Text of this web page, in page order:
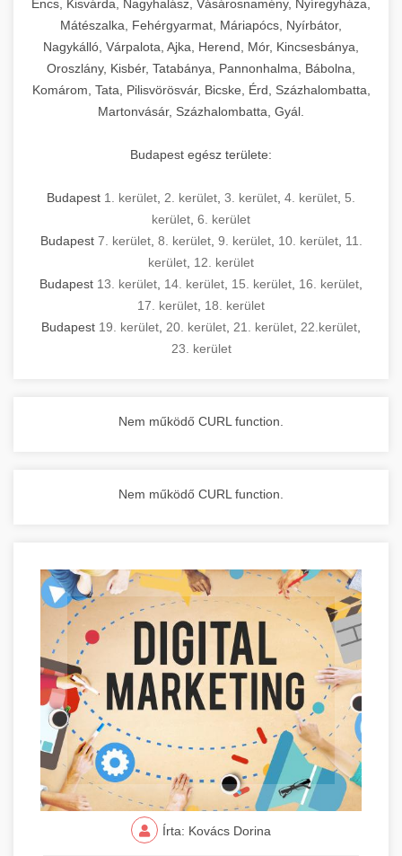
Encs, Kisvárda, Nagyhalász, Vásárosnamény, Nyíregyháza,
Mátészalka, Fehérgyarmat, Máriapócs, Nyírbátor,
Nagykálló, Várpalota, Ajka, Herend, Mór, Kincsesbánya,
Oroszlány, Kisbér, Tatabánya, Pannonhalma, Bábolna,
Komárom, Tata, Pilisvörösvár, Bicske, Érd, Százhalombatta,
Martonvásár, Százhalombatta, Gyál.
Budapest egész területe:
Budapest 1. kerület 2. kerület 3. kerület 4. kerület 5.
kerület 6. kerület
Budapest 7. kerület, 8. kerület, 9. kerület, 10. kerület, 11.
kerület 12. kerület
Budapest 13. kerület 14. kerület 15. kerület 16. kerület
17. kerület 18. kerület
Budapest 19. kerület 20. kerület 21. kerület 22.kerület
23. kerület
Nem működő CURL function.
Nem működő CURL function.
Írta: Kovács Dorina